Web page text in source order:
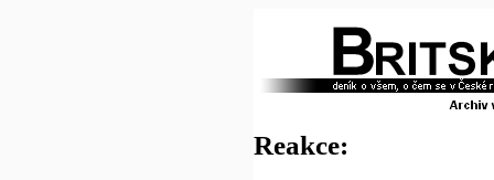
Reakce: